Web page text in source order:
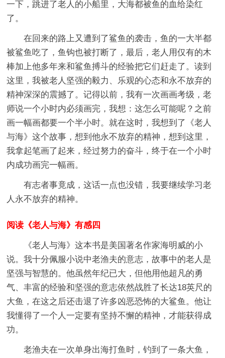
一下，跳进了老人的小船里，大海都被鱼的血给染红
了。
在回来的路上又遭到了鲨鱼的袭击，鱼的一大半都
被鲨鱼吃了，鱼钩也被打断了，最后，老人用仅有的木
棒加上他多年来和鲨鱼搏斗的经验把它们赶走了。读到
这里，我被老人坚强的毅力、乐观的心态和永不放弃的
精神深深的震撼了。记得以前，我有一次画画考级，老
师说一个小时内必须画完，我想：这怎么可能呢？之前
画一幅画都要一个半小时。就在这时，我想到了《老人
与海》这个故事，想到他永不放弃的精神，想到这里，
我拿起笔画了起来，经过努力的奋斗，终于在一个小时
内成功画完一幅画。
有志者事竟成，这话一点也没错，我要继续学习老
人永不放弃的精神。
阅读《老人与海》有感四
《老人与海》这本书是美国著名作家海明威的小
说。我十分佩服小说中老渔夫的意志，故事中的老人是
坚强与智慧的。他虽然年纪已大，但他用他超凡的勇
气、丰富的经验和坚强的意志依然战胜了长达18英尺的
大鱼，在这之后还击退了许多凶恶恐怖的大鲨鱼。他让
我懂得了一个人一定要有坚持不懈的精神，才能获得成
功。
老渔夫在一次单身出海打鱼时，钓到了一条大鱼，